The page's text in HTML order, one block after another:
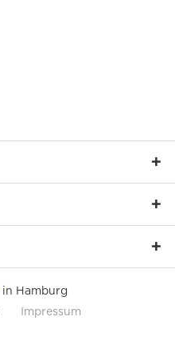
in Hamburg
Impressum